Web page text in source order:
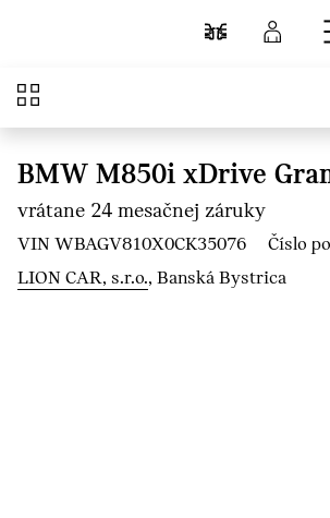
Porovnať
Prehľad
BMW M850i xDrive
vrátane 24 mesačnej záruky
VIN WBAGV810X0CK35076
Číslo
LION CAR, s.r.o., Banská Bystrica